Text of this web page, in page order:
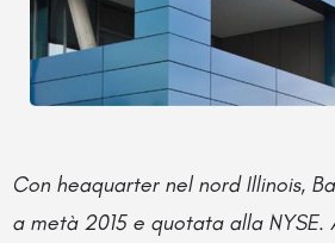
Con heaquarter nel nord Illinois,
a metà 2015 e quotata alla NYSE.